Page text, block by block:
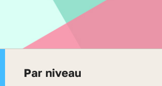
Par niveau